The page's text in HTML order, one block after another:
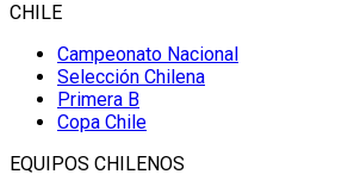
CHILE
Campeonato Nacional
Selección Chilena
Primera B
Copa Chile
EQUIPOS CHILENOS